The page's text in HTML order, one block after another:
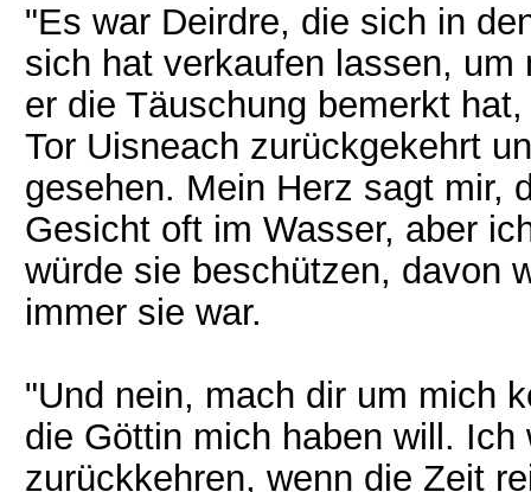
"Es war Deirdre, die sich in
sich hat verkaufen lassen,
er die Täuschung bemerkt
Tor Uisneach zurückgekehrt
gesehen. Mein Herz sagt mir,
Gesicht oft im Wasser, aber
würde sie beschützen, davon
immer sie war.
"Und nein, mach dir um mich
die Göttin mich haben will.
zurückkehren, wenn die Zeit